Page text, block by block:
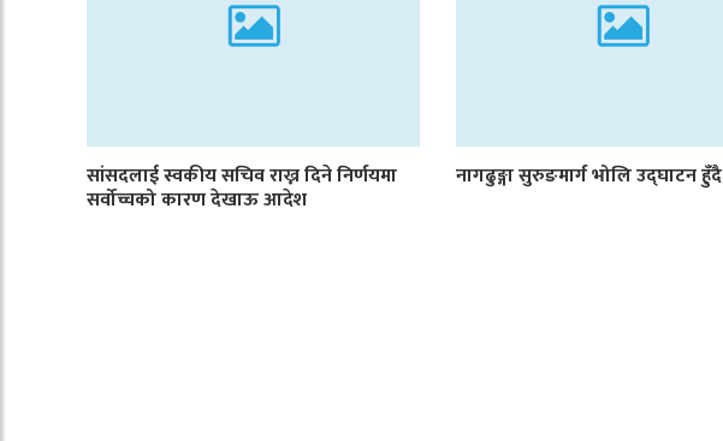
सांसदलाई स्वकीय सचिव राख्न दिने निर्णयमा
सर्वोच्चको कारण देखाऊ आदेश
नागढुङ्गा सुरुङमार्ग भोलि उद्घाटन हुँदै